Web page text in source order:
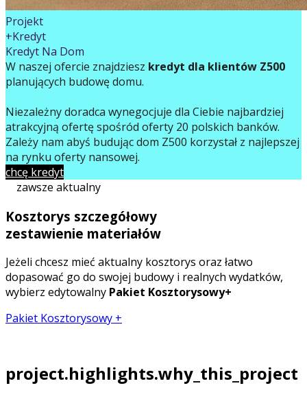
Projekt
+Kredyt
Kredyt Na Dom
W naszej ofercie znajdziesz kredyt dla klientów Z500
planujących budowę domu.
Niezależny doradca wynegocjuje dla Ciebie najbardziej
atrakcyjną ofertę spośród oferty 20 polskich banków.
Zależy nam abyś budując dom Z500 korzystał z najlepszej
na rynku oferty finansowej.
chcę kredyt
zawsze aktualny
Kosztorys szczegółowy
zestawienie materiałów
Jeżeli chcesz mieć aktualny kosztorys oraz łatwo
dopasować go do swojej budowy i realnych wydatków,
wybierz edytowalny Pakiet Kosztorysowy+
Pakiet Kosztorysowy +
project.highlights.why_this_project